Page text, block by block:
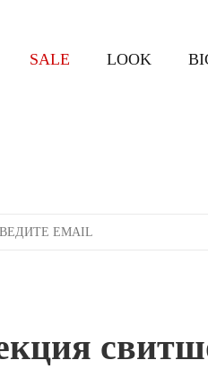
SALE LOOK
SALE LOOK